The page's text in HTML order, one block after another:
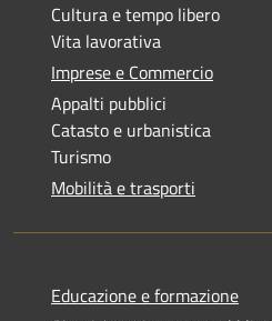
Cultura e tempo libero
Vita lavorativa
Imprese e Commercio
Appalti pubblici
Catasto e urbanistica
Turismo
Mobilità e trasporti
Educazione e formazione